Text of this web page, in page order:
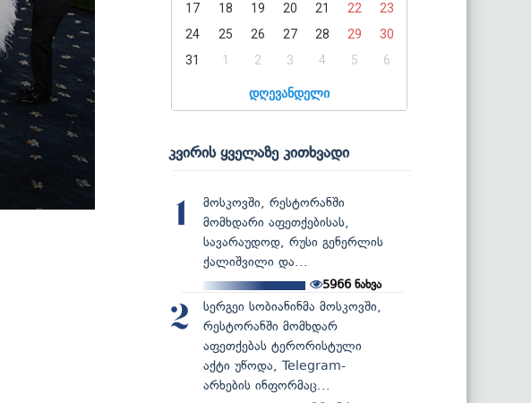
17
18 19 20 21 22
23
24
25 26 27 28 29
30
31
1 2 3 4 5 6
დღევანდელი
კვირის ყველაზე კითხვადი
1
მოსკოვში, რესტორანში
მომხდარი აფეთქებისას,
სავარაუდოდ, რუსი გენერლის
ქალიშვილი და...
5966ნახვა
2
სერგეი სობიანინმა მოსკოვში,
რესტორანში მომხდარ
აფეთქებას ტერორისტული
აქტი უწოდა, Telegram-
არხების ინფორმაც...